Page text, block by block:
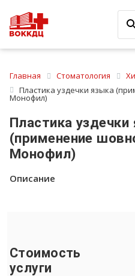
Главная Стоматология
Пластика уздечки языка
Монофил)
Пластика уздечки
(применение
Монофил)
Описание
Стоимость
услуги